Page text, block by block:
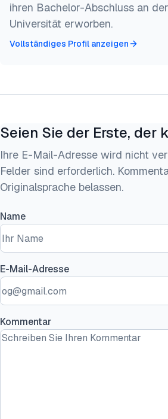
ihren Bachelor-Abschluss an
Universität erworben.
Vollständiges Profil anzeigen
Seien Sie der Erste, der
Ihre E-Mail-Adresse wird nicht
Felder sind erforderlich.
Originalsprache belassen.
Name
E-Mail-Adresse
Kommentar